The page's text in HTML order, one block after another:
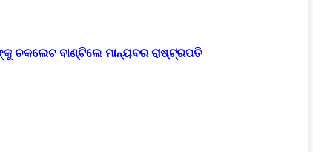
ଚକଲେଟ ବାଣ୍ଟିଲେ ମାନ୍ୟବର ରାଷ୍ଟ୍ରପତି